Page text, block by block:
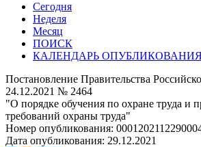
Сегодня
Неделя
Месяц
ПОИСК
КАЛЕНДАРЬ
Постановление Правительства
24.12.2021 № 2464
"О порядке обучения по охране труда и
требований охраны труда"
Номер опубликования:
Дата опубликования: 29.12.2021